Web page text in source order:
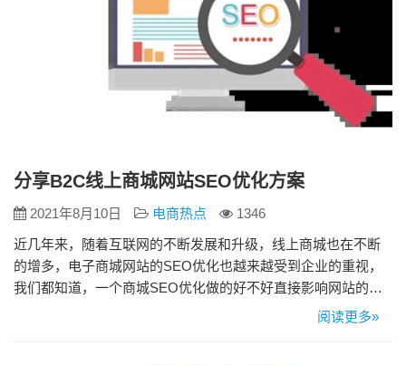
分享B2C线上商城网站SEO优化方案
2021年8月10日 电商热点
1346
近几年来，随着互联网的不断发展和升级，线上商城也在不断
的增多，电子商城网站的SEO优化也越来越受到企业的重视，
我们都知道，一个商城SEO优化做的好不好直接影响网站的客
户流量，因此，商城销量好不好和SEO是密不可分的 第一、分
阅读更多»